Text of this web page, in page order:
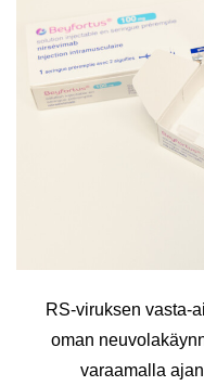
RS-​viruksen vasta-​
oman
va­raa­mal­la